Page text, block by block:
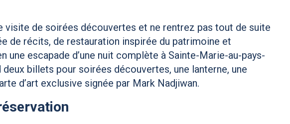
visite de soirées découvertes et ne rentrez pas tout de suite
de récits, de restauration inspirée du patrimoine et
une escapade d’une nuit complète à Sainte-Marie-au-pays-
billets pour soirées découvertes, une lanterne, une
d’art exclusive signée par Mark Nadjiwan.